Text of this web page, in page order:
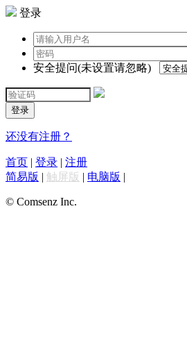
登录
安全提问(未设置请忽略)
登录
还没有注册？
首页 | 登录 | 注册
简易版 | 触屏版 | 电脑版 |
© Comsenz Inc.